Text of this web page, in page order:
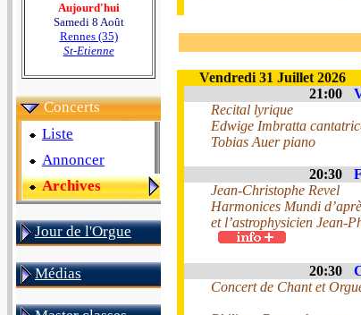
Aujourd'hui
Samedi 8 Août
Rennes (35)
St-Etienne
Concerts
Liste
Annoncer
Archives
Jour de l'Orgue
Médias
Vendredi 31 Juillet 2026
21:00
Recital lyrique
Edwige Imbratta
Tobias Auer piano
20:30
Jean-Christophe Revel
Harmonices Mundi
et l’astrophysicien Jean-
20:30
Concert de Chant et